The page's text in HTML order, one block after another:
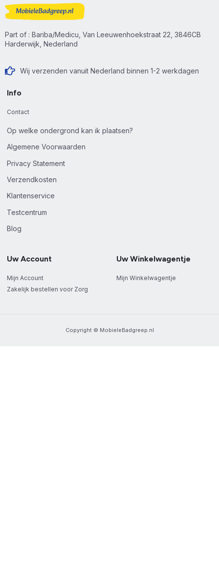
Part of : Bariba/Medicu, Van Leeuwenhoekstraat 22, 3846CB
Harderwijk, Nederland
Wij verzenden vanuit Nederland binnen 1-2 werkdagen
Info
Contact
Op welke ondergrond kan ik plaatsen?
Algemene Voorwaarden
Privacy Statement
Verzendkosten
Klantenservice
Testcentrum
Blog
Uw Account
Mijn Account
Zakelijk bestellen voor Zorg
Uw Winkelwagentje
Mijn Winkelwagentje
Copyright © MobieleBadgreep.nl